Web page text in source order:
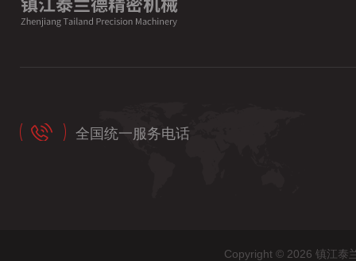
全国统一服务电话
Copyright © 2026 镇江